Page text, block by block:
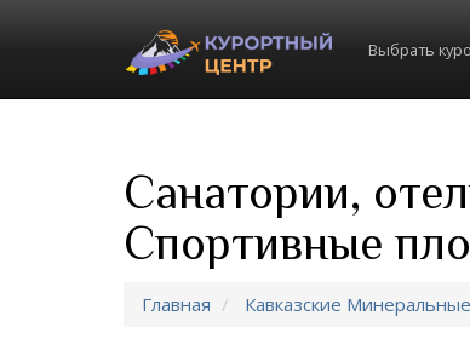
Выбрать
Санатории,
Спортивные
Главная Кавказские